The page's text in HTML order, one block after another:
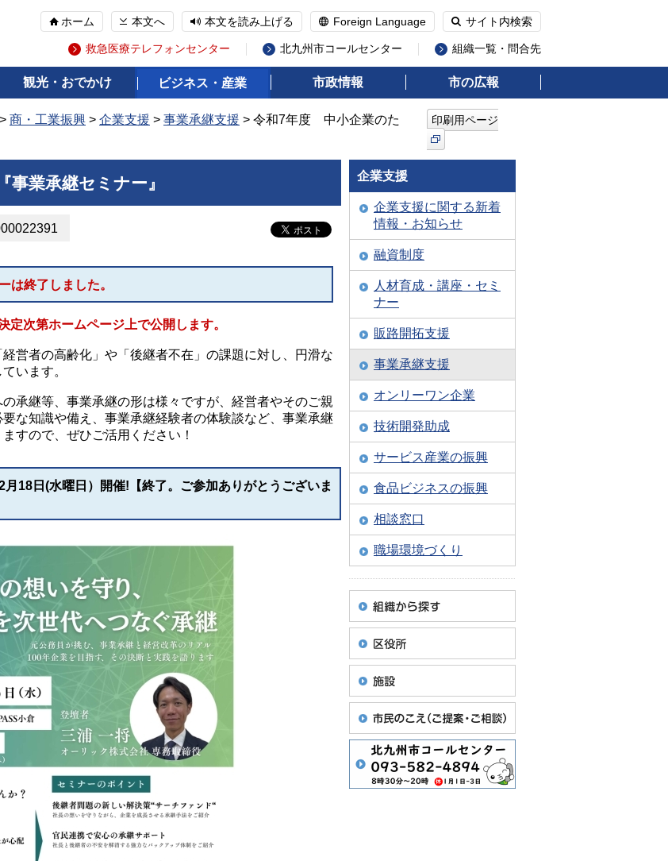
ホーム 本文へ 本文を読み上げる Foreign Language サイト内検索
救急医療テレフォンセンター 北九州市コールセンター 組織一覧・問合先
観光・おでかけ ビジネス・産業 市政情報 市の広報
> 商・工業振興 > 企業支援 > 事業承継支援 > 令和7年度 中小企業のた
印刷用ページ
業承継セミナー』
は終了しました。
次第ホームページ上で公開します。
営者の高齢化」や「後継者不在」の課題に対し、円滑な
います。
承継等、事業承継の形は様々ですが、経営者やそのご親
な知識や備え、事業承継経験者の体験談など、事業承継
すので、ぜひご活用ください！
日(水曜日）開催!【終了。ご参加ありがとうございま
企業支援
企業支援に関する新着
情報・お知らせ
融資制度
人材育成・講座・セミ
ナー
販路開拓支援
事業承継支援
オンリーワン企業
技術開発助成
サービス産業の振興
食品ビジネスの振興
相談窓口
職場環境づくり